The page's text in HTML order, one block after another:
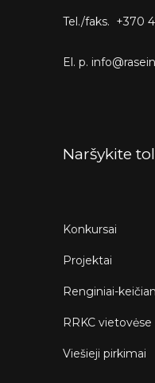
Tel./faks. +370
El. p.
Naršykite
Konkursai
Projektai
Renginiai-
RRKC vietovėse
Viešieji pirkimai